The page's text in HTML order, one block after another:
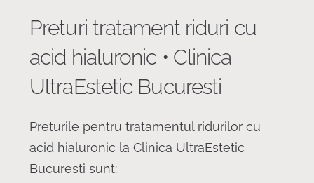
Preturi tratament riduri cu
acid hialuronic • Clinica
UltraEstetic Bucuresti
Preturile pentru tratamentul ridurilor cu
acid hialuronic la Clinica UltraEstetic
Bucuresti sunt: